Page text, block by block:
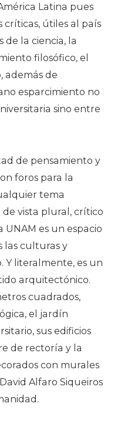
Latina pues
críticas, útiles al país
de la ciencia, la
filosófico, el
además de
esparcimiento no
sino entre
de pensamiento y
foros para la
tema
vista plural, crítico
UNAM es un espacio
las culturas y
Y literalmente, es un
arquitectónico.
cuadrados,
el jardín
sus edificios
de rectoría y la
con murales
Alfaro Siqueiros